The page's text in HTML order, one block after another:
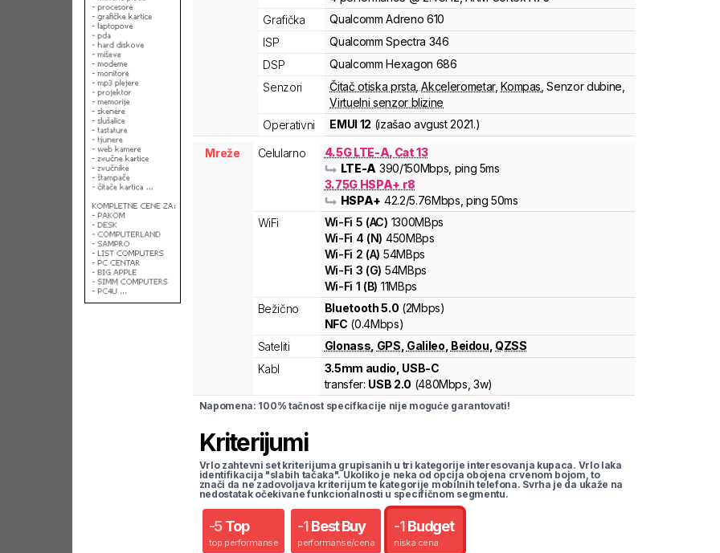
Grafička
Qualcomm Adreno 610
ISP
Qualcomm Spectra 346
DSP
Qualcomm Hexagon 686
Senzori
Čitač otiska prsta ,Akcelerometar,Kompas ,Senzor dubine
Virtuelni senzor blizine
Operativni
EMUI 12 (izašao avgust 2021.)
Mreže Celularno
4.5G LTE-A, Cat 13
LTE-A 390/150Mbps , ping 5ms
3.75G HSPA+ r8
HSPA+ 42.2/5.76Mbps , ping 50ms
WiFi
Wi-Fi 5 (AC) 1300MBps
Wi-Fi 4 (N) 450MBps
Wi-Fi 2 (A) 54MBps
Wi-Fi 3 (G) 54MBps
Wi-Fi 1 (B) 11MBps
Bežično
Bluetooth 5.0 (2Mbps)
NFC (0.4Mbps)
Sateliti
Glonass GPS Galileo Beidou QZSS
Kabl
3.5mm audio, USB-C
transfer: USB 2.0 (480Mbps,3w)
Napomena: 100% tačnost specifkacije nije moguće garantovati!
Kriterijumi
Vrlo zahtevni set kriterijuma grupisanih u tri kategorije interesovanja kupaca. Vrlo laka
identifikacija "slabih tačaka". Ukoliko je neka od opcija obojena crvenom bojom, to
znači da ne zadovoljava kriterijum te kategorije mobilnih telefona. Svrha je da ukaže na
nedostatak očekivane funkcionalnosti u specifičnom segmentu.
-5 Top
top performanse
-1 Best Buy
performanse/cena
-1 Budget
niska cena